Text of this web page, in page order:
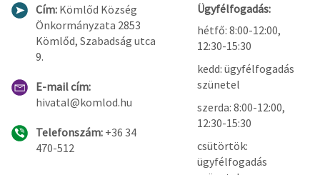
Cím: Kömlőd Község
Önkormányzata 2853
Kömlőd, Szabadság utca
9.
E-mail cím:
hivatal@komlod.hu
Telefonszám: +36 34
470-512
Ügyfélfogadás:
hétfő: 8:00-12:00,
12:30-15:30
kedd: ügyfélfogadás
szünetel
szerda: 8:00-12:00,
12:30-15:30
csütörtök:
ügyfélfogadás